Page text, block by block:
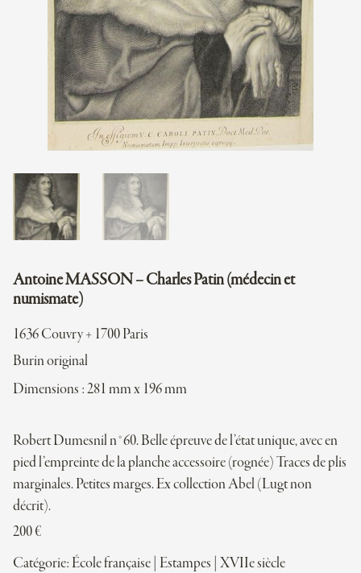
Antoine MASSON – Charles Patin (médecin et
numismate)
1636 Couvry + 1700 Paris
Burin original
Dimensions : 281 mm x 196 mm
Robert Dumesnil n°60. Belle épreuve de l’état unique, avec en
pied l’empreinte de la planche accessoire (rognée) Traces de plis
marginales. Petites marges. Ex collection Abel (Lugt non
décrit).
200€
Catégorie: École française Estampes XVIIe siècle